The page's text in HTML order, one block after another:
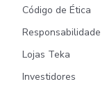
Código de Ética
Responsabilidade
Lojas Teka
Investidores